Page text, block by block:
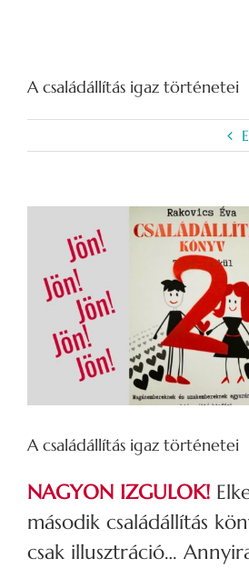
A családállítás igaz történetei
Larger
A családállítás igaz történetei
NAGYON IZGULOK!
második családállítás
csak illusztráció…